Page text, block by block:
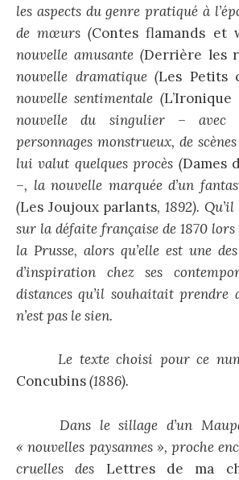
les aspects du genre pratiqué à
de mœurs (Contes flamands et
nouvelle amusante (Derrière les
nouvelle dramatique (Les Petits
nouvelle sentimentale (L’Ironique
nouvelle du singulier – avec
personnages monstrueux, de
lui valut quelques procès (Dames
–, la nouvelle marquée d’un
(Les Joujoux parlants, 1892).
sur la défaite française de 1870
la Prusse, alors qu’elle est une
d’inspiration chez ses
distances qu’il souhaitait prendre
n’est pas le sien.
Le texte choisi pour ce
Concubins(1886).
Dans le sillage d’un
« nouvelles paysannes », proche
cruelles des Lettres de ma